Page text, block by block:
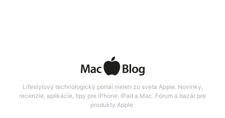
Lifestylový technologický portál nielen zo sveta Apple. Novinky,
recenzie, aplikácie, tipy pre iPhone, iPad a Mac. Fórum a bazár pre
produkty Apple.